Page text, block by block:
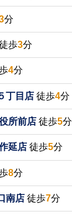
分
歩3分
4分
丁目店 徒歩4分
所前店 徒歩5分
延店 徒歩5分
8分
南店 徒歩7分